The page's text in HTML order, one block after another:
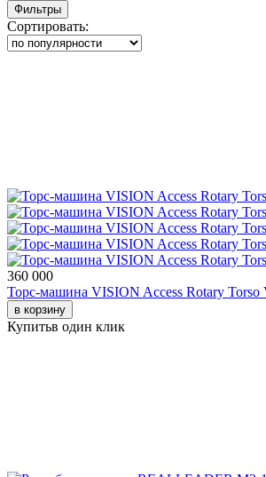
Фильтры
Сортировать:
360 000
Торс-машина VISION Access Rotary Torso
в корзину
Купитьв один клик